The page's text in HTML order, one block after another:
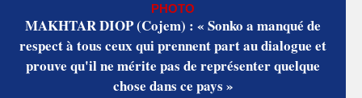
PHOTO
MAKHTAR DIOP (Cojem) : « Sonko a manqué de
respect à tous ceux qui prennent part au dialogue et
prouve qu'il ne mérite pas de représenter quelque
chose dans ce pays »